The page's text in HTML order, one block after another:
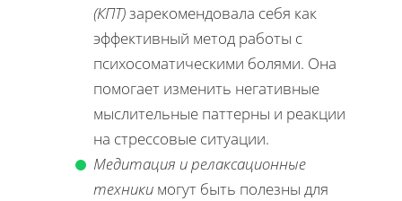
(КПТ)зарекомендовала себя как
эффективный метод работы с
психосоматическими болями. Она
помогает изменить негативные
мыслительные паттерны и реакции
на стрессовые ситуации.
Медитация и релаксационные
техники могут быть полезны для